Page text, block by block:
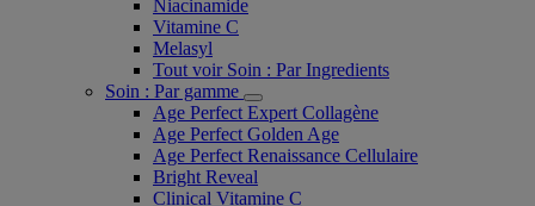
Niacinamide
Vitamine C
Melasyl
Tout voir Soin : Par Ingredients
Soin : Par gamme
Age Perfect Expert Collagène
Age Perfect Golden Age
Age Perfect Renaissance Cellulaire
Bright Reveal
Clinical Vitamine C